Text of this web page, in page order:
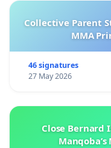
Collective Parent
MMA
46 signatures
27 May 2026
Close Bernard